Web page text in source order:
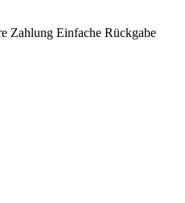
Zahlung Einfache Rückgabe